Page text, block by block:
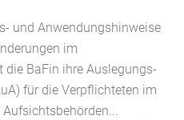
und Anwendungshinweise
im
die BaFin ihre Auslegungs-
für die Verpflichteten im